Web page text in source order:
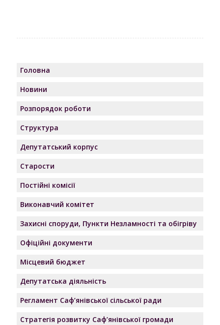
Головна
Новини
Розпорядок роботи
Структура
Депутатський корпус
Старости
Постійні комісії
Виконавчий комітет
Захисні споруди, Пункти Незламності та обігріву
Офіційні документи
Місцевий бюджет
Депутатська діяльність
Регламент Саф’янівської сільської ради
Стратегія розвитку Саф’янівської громади